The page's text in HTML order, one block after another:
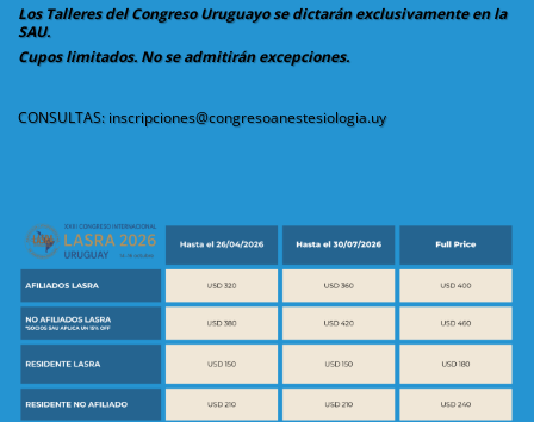
Los Talleres del Congreso Uruguayo se dictarán exclusivamente en la
SAU.
Cupos limitados. No se admitirán excepciones.
CONSULTAS: inscripciones@congresoanestesiologia.uy